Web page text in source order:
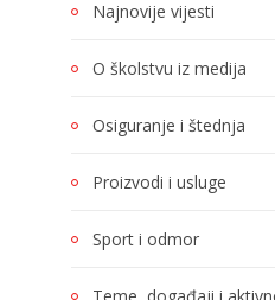
Najnovije vijesti
O školstvu iz medija
Osiguranje i štednja
Proizvodi i usluge
Sport i odmor